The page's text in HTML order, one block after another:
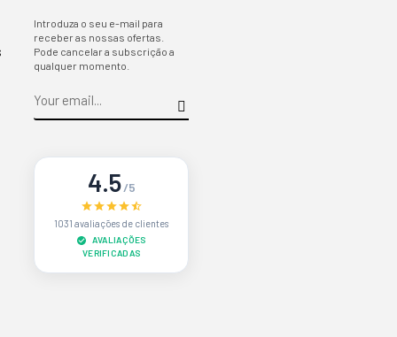
Introduza o seu e-mail para
receber as nossas ofertas.
Pode cancelar a subscrição a
qualquer momento.
4.5/5
1031 avaliações de clientes
AVALIAÇÕES
VERIFICADAS